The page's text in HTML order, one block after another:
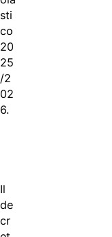
sti
co
20
25
/2
02
6.
Il
de
cr